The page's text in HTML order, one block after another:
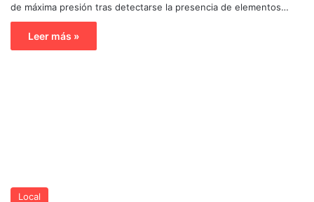
de máxima presión tras detectarse la presencia de elementos…
Leer más »
Local